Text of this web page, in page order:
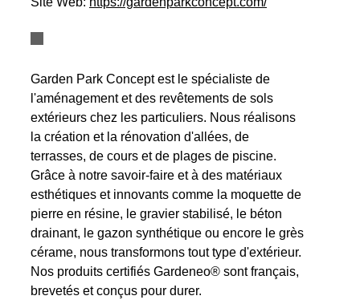
Garden Park Concept est le spécialiste de
l'aménagement et des revêtements de sols
extérieurs chez les particuliers. Nous réalisons
la création et la rénovation d'allées, de
terrasses, de cours et de plages de piscine.
Grâce à notre savoir-faire et à des matériaux
esthétiques et innovants comme la moquette de
pierre en résine, le gravier stabilisé, le béton
drainant, le gazon synthétique ou encore le grès
cérame, nous transformons tout type d'extérieur.
Nos produits certifiés Gardeneo® sont français,
brevetés et conçus pour durer.